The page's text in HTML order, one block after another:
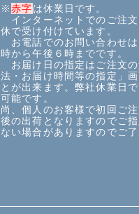
※赤字は休業日です。
インターネットでのご注
休で受け付けています。
お電話でのお問い合わせは
時から午後６時までです。
お届け日の指定はご注文
法・お届け時間等の指定」
とが出来ます。弊社休業日
可能です。
尚、個人のお客様で初回ご
後の出荷となりますのでご
ない場合がありますのでご了